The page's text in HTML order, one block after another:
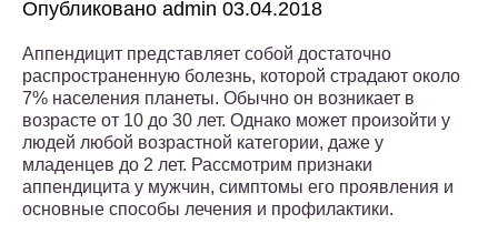
Опубликовано admin 03.04.2018
Аппендицит представляет собой достаточно
распространенную болезнь, которой страдают около
7% населения планеты. Обычно он возникает в
возрасте от 10 до 30 лет. Однако может произойти у
людей любой возрастной категории, даже у
младенцев до 2 лет. Рассмотрим признаки
аппендицита у мужчин, симптомы его проявления и
основные способы лечения и профилактики.